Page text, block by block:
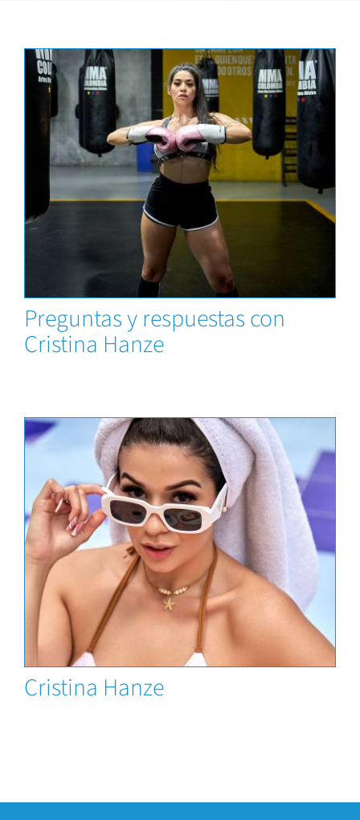
Capacitaciones
Preguntas y respuestas con
Cristina Hanze
Modelo del mes
Cristina Hanze